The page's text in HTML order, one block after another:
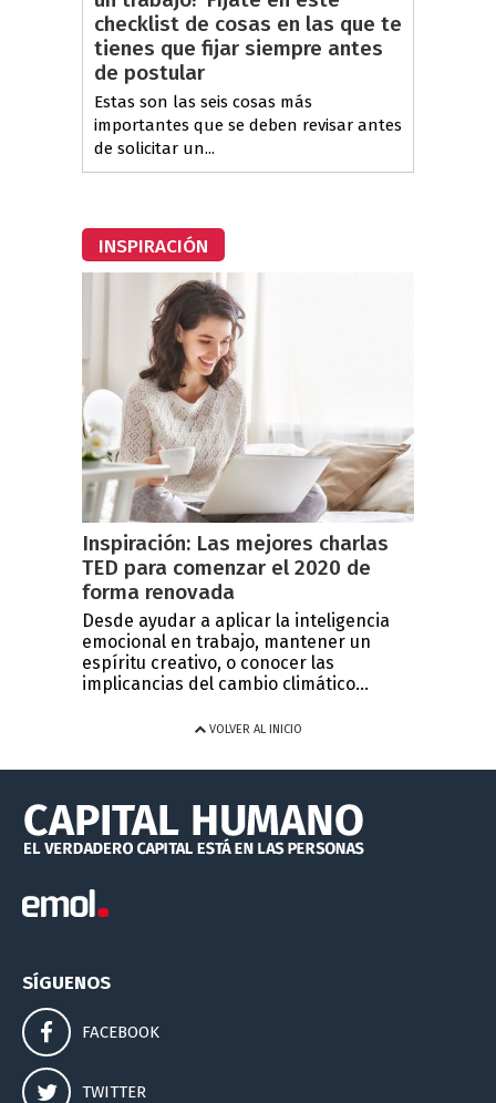
checklist de cosas en las que te
tienes que fijar siempre antes
de postular
Estas son las seis cosas más
importantes que se deben revisar antes
de solicitar un...
INSPIRACIÓN
Inspiración: Las mejores charlas
TED para comenzar el 2020 de
forma renovada
Desde ayudar a aplicar la inteligencia
emocional en trabajo, mantener un
espíritu creativo, o conocer las
implicancias del cambio climático...
VOLVER AL INICIO
SÍGUENOS
FACEBOOK
TWITTER